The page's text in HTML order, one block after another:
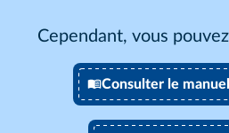
Cependant, vous
Consulter le